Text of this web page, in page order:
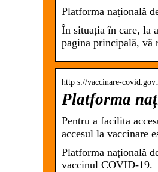
Platforma națională
În situația în care, la
pagina principală, vă
http s://vaccinare-
Platforma
Pentru a facilita
accesul la vaccinare
Platforma națională
vaccinul COVID-19.